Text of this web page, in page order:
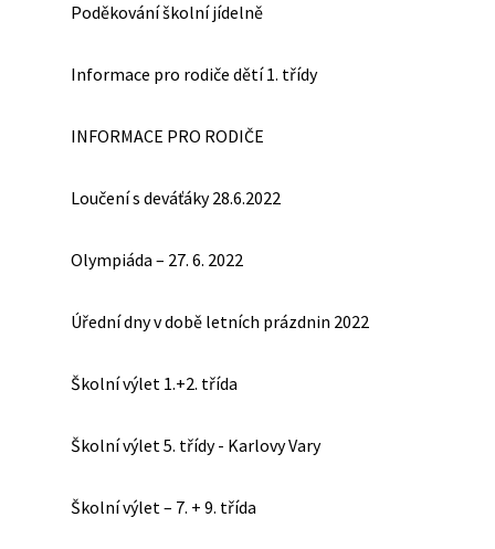
Poděkování školní jídelně
Informace pro rodiče dětí 1. třídy
INFORMACE PRO RODIČE
Loučení s deváťáky 28.6.2022
Olympiáda – 27. 6. 2022
Úřední dny v době letních prázdnin 2022
Školní výlet 1.+2. třída
Školní výlet 5. třídy - Karlovy Vary
Školní výlet – 7. + 9. třída